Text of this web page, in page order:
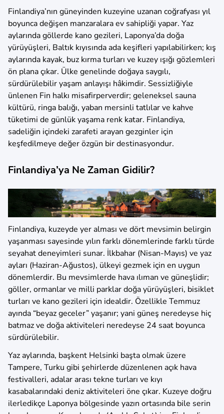
Finlandiya’nın güneyinden kuzeyine uzanan coğrafyası yıl
boyunca değişen manzaralara ev sahipliği yapar. Yaz
aylarında göllerde kano gezileri, Laponya’da doğa
yürüyüşleri, Baltık kıyısında ada keşifleri yapılabilirken; kış
aylarında kayak, buz kırma turları ve kuzey ışığı gözlemleri
ön plana çıkar. Ülke genelinde doğaya saygılı,
sürdürülebilir yaşam anlayışı hâkimdir. Sessizliğiyle
ünlenen Fin halkı misafirperverdir; geleneksel sauna
kültürü, ringa balığı, yaban mersinli tatlılar ve kahve
tüketimi de günlük yaşama renk katar. Finlandiya,
sadeliğin içindeki zarafeti arayan gezginler için
keşfedilmeye değer özgün bir destinasyondur.
Finlandiya’ya Ne Zaman Gidilir?
Finlandiya, kuzeyde yer alması ve dört mevsimin belirgin
yaşanması sayesinde yılın farklı dönemlerinde farklı türde
seyahat deneyimleri sunar. İlkbahar (Nisan-Mayıs) ve yaz
ayları (Haziran-Ağustos), ülkeyi gezmek için en uygun
dönemlerdir. Bu mevsimlerde hava ılıman ve güneşlidir;
göller, ormanlar ve milli parklar doğa yürüyüşleri, bisiklet
turları ve kano gezileri için idealdir. Özellikle Temmuz
ayında “beyaz geceler” yaşanır; yani güneş neredeyse hiç
batmaz ve doğa aktiviteleri neredeyse 24 saat boyunca
sürdürülebilir.
Yaz aylarında, başkent Helsinki başta olmak üzere
Tampere, Turku gibi şehirlerde düzenlenen açık hava
festivalleri, adalar arası tekne turları ve kıyı
kasabalarındaki deniz aktiviteleri öne çıkar. Kuzeye doğru
ilerledikçe Laponya bölgesinde yazın ortasında bile serin